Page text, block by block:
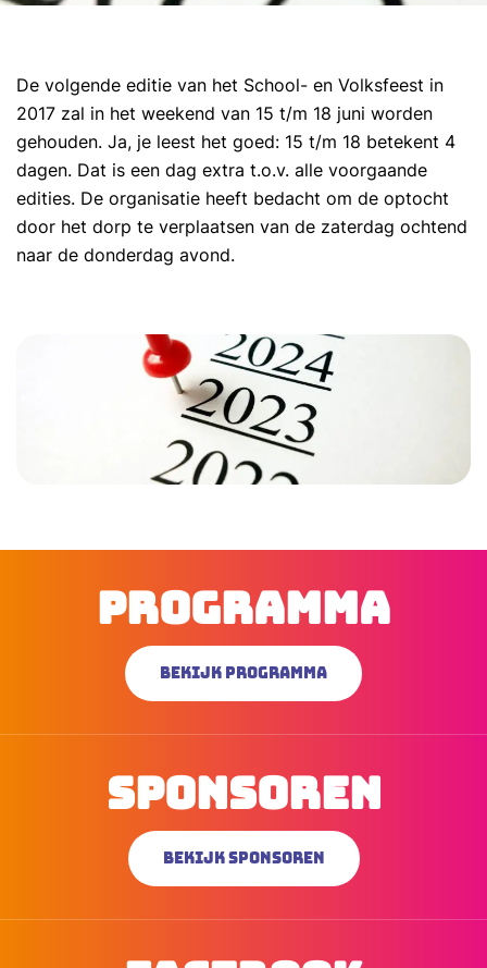
De volgende editie van het School- en Volksfeest in
2017 zal in het weekend van 15 t/m 18 juni worden
gehouden. Ja, je leest het goed: 15 t/m 18 betekent 4
dagen. Dat is een dag extra t.o.v. alle voorgaande
edities. De organisatie heeft bedacht om de optocht
door het dorp te verplaatsen van de zaterdag ochtend
naar de donderdag avond.
Programma
Bekijk programma
Sponsoren
Bekijk sponsoren